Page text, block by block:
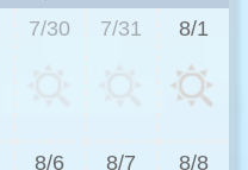
7/30 7/31 8/1
8/6 8/7 8/8